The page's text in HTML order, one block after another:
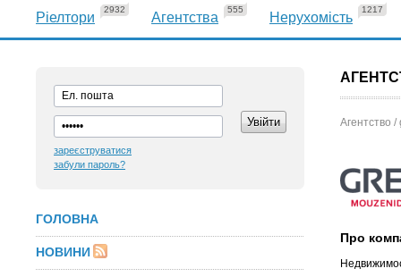
Ріелтори
2932
Агентства
555
Нерухомість
1217
зареєструватися
забули пароль?
ГОЛОВНА
НОВИНИ
Агентство /
Про